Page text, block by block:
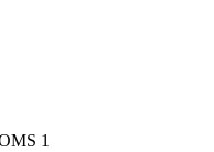
1